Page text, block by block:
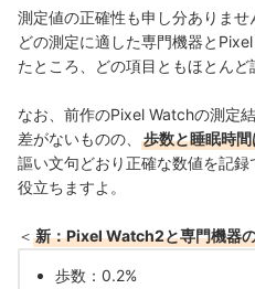
測定値の正確性も申し分ありませ
どの測定に適した専門機器と
たところ、どの項目ともほとんど
なお、前作のPixel Watchの測定
差がないものの、
歩数と睡眠時
謳い文句どおり正確な数値を記
役立ちますよ。
＜ 新：Pixel Watch2と専門機器
歩数：0.2%